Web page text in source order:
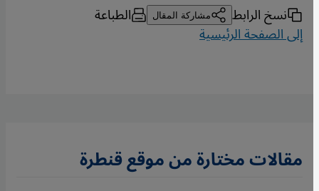
نسخ الرابط مشاركة المقال الطباعة
إلى الصفحة الرئيسية
مقالات مختارة من موقع قنطرة